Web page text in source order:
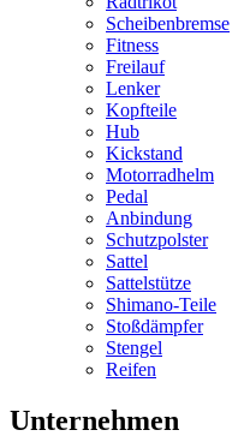
Scheibenbremse
Fitness
Freilauf
Lenker
Kopfteile
Hub
Kickstand
Motorradhelm
Pedal
Anbindung
Schutzpolster
Sattel
Sattelstütze
Shimano-Teile
Stoßdämpfer
Stengel
Reifen
Unternehmen